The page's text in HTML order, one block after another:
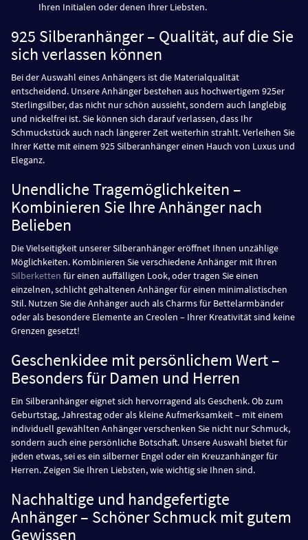
Ihren Initialen oder denen Ihrer Liebsten.
925 Silberanhänger – Qualität, auf die Sie
sich verlassen können
Bei der Auswahl eines Anhängers ist die Materialqualität
entscheidend. Unsere Anhänger bestehen aus hochwertigem 925er
Sterlingsilber, das nicht nur schön aussieht, sondern auch langlebig
und nickelfrei ist. Sie können sich darauf verlassen, dass Ihr
Schmuckstück auch nach längerer Zeit weiterhin strahlt. Verleihen Sie
Ihrer Kette mit einem 925 Silberanhänger einen Hauch von Luxus und
Eleganz.
Unendliche Tragemöglichkeiten –
Kombinieren Sie Ihre Anhänger nach
Belieben
Die Vielseitigkeit unserer Silberanhänger eröffnet Ihnen unzählige
Möglichkeiten. Kombinieren Sie verschiedene Anhänger mit Ihren
Silberketten für einen auffälligen Look, oder tragen Sie einen
einzelnen, schlicht gehaltenen Anhänger für einen minimalistischen
Stil. Nutzen Sie die Anhänger auch als Charms für Bettelarmbänder
oder als besondere Elemente an Creolen – Ihrer Kreativität sind keine
Grenzen gesetzt!
Geschenkidee mit persönlichem Wert –
Besonders für Damen und Herren
Ein Silberanhänger eignet sich hervorragend als Geschenk. Ob zum
Geburtstag, Jahrestag oder als kleine Aufmerksamkeit – mit einem
individuell gewählten Anhänger verschenken Sie nicht nur Schmuck,
sondern auch eine persönliche Botschaft. Unsere Auswahl bietet für
jeden etwas, sei es ein silberner Engel oder ein Kreuzanhänger für
Herren. Zeigen Sie Ihren Liebsten, wie wichtig sie Ihnen sind.
Nachhaltige und handgefertigte
Anhänger – Schöner Schmuck mit gutem
Gewissen